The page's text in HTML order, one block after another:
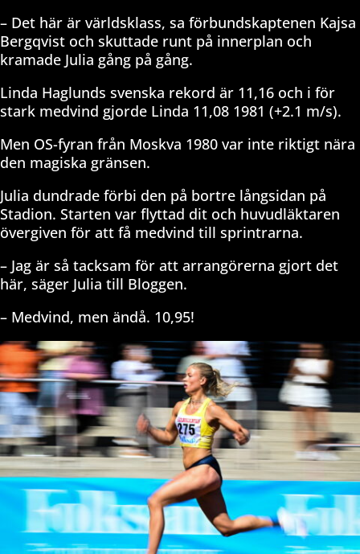
– Det här är världsklass, sa förbundskaptenen Kajsa
Bergqvist och skuttade runt på innerplan och
kramade Julia gång på gång.
Linda Haglunds svenska rekord är 11,16 och i för
stark medvind gjorde Linda 11,08 1981 (+2.1 m/s).
Men OS-fyran från Moskva 1980 var inte riktigt nära
den magiska gränsen.
Julia dundrade förbi den på bortre långsidan på
Stadion. Starten var flyttad dit och huvudläktaren
övergiven för att få medvind till sprintrarna.
– Jag är så tacksam för att arrangörerna gjort det
här, säger Julia till Bloggen.
– Medvind, men ändå. 10,95!